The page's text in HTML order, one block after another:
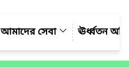
আমাদের সেবা ঊর্ধ্বতন